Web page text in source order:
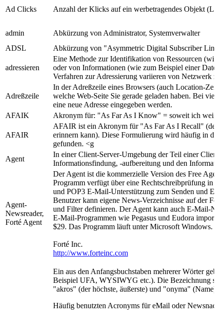
Ad Clicks Anzahl der Klicks auf ein werbetragendes Objekt
admin
Abkürzung von Administrator, Systemverwalter
ADSL
Abkürzung von "Asymmetric Digital Subscriber
adressieren
Eine Methode zur Identifikation von Ressourcen
oder von Informationen (wie zum Beispiel einer
Verfahren zur Adressierung variieren von Netzwerk
Adreßzeile
In der Adreßzeile eines Browsers (auch Location-
welche Web-Seite Sie gerade geladen haben. Bei
eine neue Adresse eingegeben werden.
AFAIK
Akronym für: "As Far As I Know" = soweit ich
AFAIR
AFAIR ist ein Akronym für "As Far As I Recall"
erinnern kann). Diese Formulierung wird häufig in
gefunden. <g
Agent
In einer Client-Server-Umgebung der Teil einer
Informationsfindung, -aufbereitung und den
Agent-
Newsreader,
Forté Agent
Der Agent ist die kommerzielle Version des Free
Programm verfügt über eine Rechtschreibprüfung in
und POP3 E-Mail-Unterstützung zum Senden und
Benutzer kann eigene News-Verzeichnisse auf der
und Filter definieren. Der Agent kann auch E-Mail-
E-Mail-Programmen wie Pegasus und Eudora
$29. Das Programm läuft unter Microsoft Windows.
Forté Inc.
http://www.forteinc.com
Ein aus den Anfangsbuchstaben mehrerer Wörter
Beispiel UFA, WYSIWYG etc.). Die Bezeichnung
"akros" (der höchste, äußerste) und "onyma" (Name).
Häufig benutzten Acronyms für eMail oder